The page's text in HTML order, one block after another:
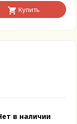
Купить
в наличии